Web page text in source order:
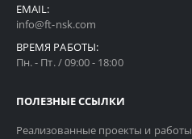
EMAIL:
info@ft-nsk.com
ВРЕМЯ РАБОТЫ:
Пн. - Пт. / 09:00 - 18:00
ПОЛЕЗНЫЕ ССЫЛКИ
Реализованные проекты и работы